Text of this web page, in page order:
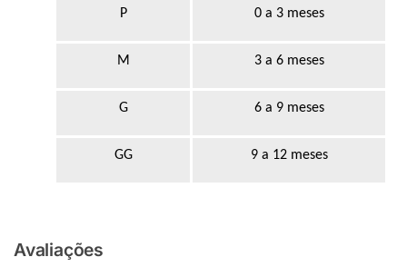
P 0 a 3 meses
M 3 a 6 meses
G 6 a 9 meses
GG 9 a 12 meses
Avaliações